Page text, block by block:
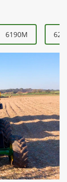
6190M